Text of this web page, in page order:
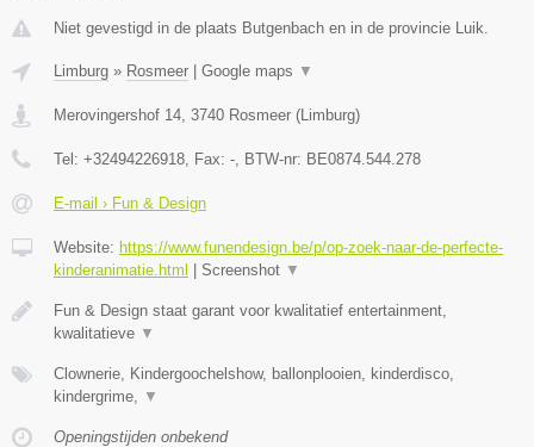
Niet gevestigd in de plaats Butgenbach en in de provincie Luik.
Limburg » Rosmeer | Google maps ▼
Merovingershof 14 3740 Rosmeer (Limburg)
Tel: +32494226918 , Fax: - , BTW-nr: BE0874.544.278
E-mail › Fun & Design
Website: https://www.funendesign.be/p/op-zoek-naar-de-perfecte-
kinderanimatie.html | Screenshot ▼
Fun & Design staat garant voor kwalitatief entertainment,
kwalitatieve ▼
Clownerie, Kindergoochelshow, ballonplooien, kinderdisco,
kindergrime,
▼
Openingstijden onbekend